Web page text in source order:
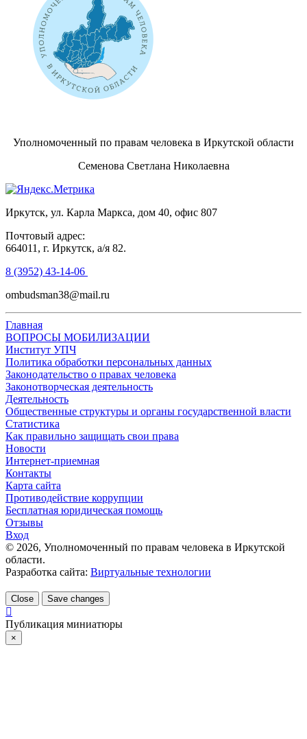
Уполномоченный по правам человека в Иркутской области
Семенова Светлана Николаевна
Иркутск, ул. Карла Маркса, дом 40, офис 807
Почтовый адрес:
664011, г. Иркутск, а/я 82.
8 (3952) 43-14-06
ombudsman38@mail.ru
Главная
ВОПРОСЫ МОБИЛИЗАЦИИ
Институт УПЧ
Политика обработки персональных данных
Законодательство о правах человека
Законотворческая деятельность
Деятельность
Общественные структуры и органы государственной власти
Статистика
Как правильно защищать свои права
Новости
Интернет-приемная
Контакты
Карта сайта
Противодействие коррупции
Бесплатная юридическая помощь
Отзывы
Вход
© 2026, Уполномоченный по правам человека в Иркутской
области.
Разработка сайта: Виртуальные технологии
Close Save changes
Публикация миниатюры
×